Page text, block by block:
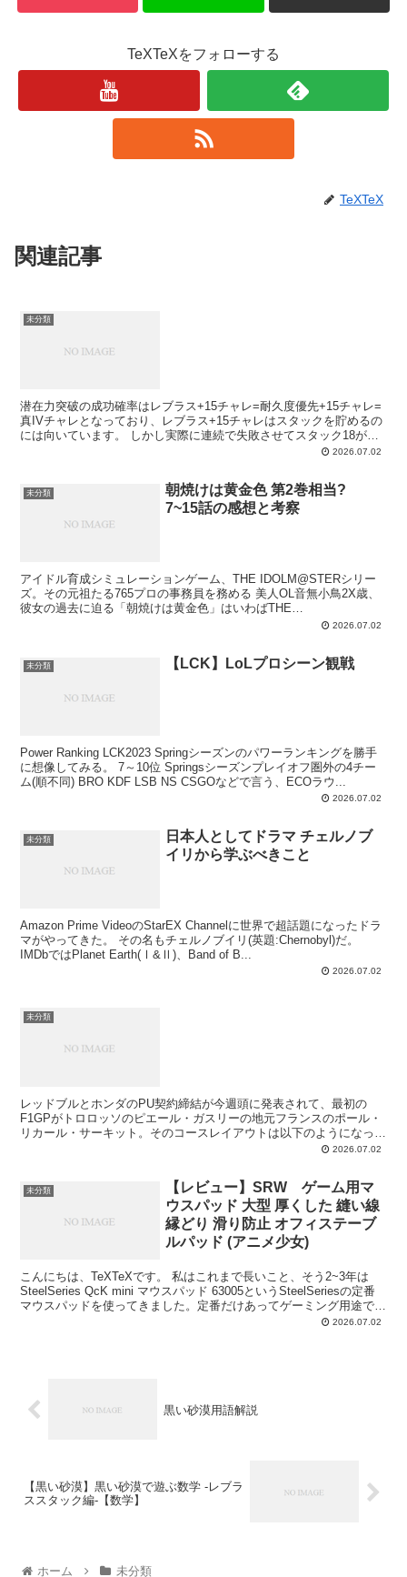
TeXTeXをフォローする
TeXTeX
関連記事
未分類
潜在力突破の成功確率はレブラス+15チャレ=耐久度優先+15チャレ=
真IVチャレとなっており、レブラス+15チャレはスタックを貯めるの
には向いています。 しかし実際に連続で失敗させてスタック18が貯
2026.07.02
未分類
朝焼けは黄金色 第2巻相当?
7~15話の感想と考察
アイドル育成シミュレーションゲーム、THE IDOLM@STERシリー
ズ。その元祖たる765プロの事務員を務める 美人OL音無小鳥2X歳、
彼女の過去に迫る「朝焼けは黄金色」はいわばTHE
2026.07.02
未分類 【LCK】LoLプロシーン観戦
Power Ranking LCK2023 Springシーズンのパワーランキングを勝手
に想像してみる。 7～10位 Springsシーズンプレイオフ圏外の4チー
ム(順不同) BRO KDF LSB NS CSGOなどで言う、ECOラウ...
2026.07.02
未分類
日本人としてドラマ チェルノブ
イリから学ぶべきこと
Amazon Prime VideoのStarEX Channelに世界で超話題になったドラ
マがやってきた。 その名もチェルノブイリ(英題:Chernobyl)だ。
IMDbではPlanet Earth(Ⅰ&Ⅱ)、Band of B...
2026.07.02
未分類
レッドブルとホンダのPU契約締結が今週頭に発表されて、最初の
F1GPがトロロッソのピエール・ガスリーの地元フランスのポール・
リカール・サーキット。そのコースレイアウトは以下のようになって
2026.07.02
未分類
【レビュー】SRW ゲーム用マ
ウスパッド 大型 厚くした 縫い線
縁どり 滑り防止 オフィステーブ
ルパッド (アニメ少女)
こんにちは、TeXTeXです。 私はこれまで長いこと、そう2~3年は
SteelSeries QcK mini マウスパッド 63005というSteelSeriesの定番
マウスパッドを使ってきました。定番だけあってゲーミング用途では
2026.07.02
黒い砂漠用語解説
【黒い砂漠】黒い砂漠で遊ぶ数学 -レブラ
ススタック編-【数学】
ホーム 未分類